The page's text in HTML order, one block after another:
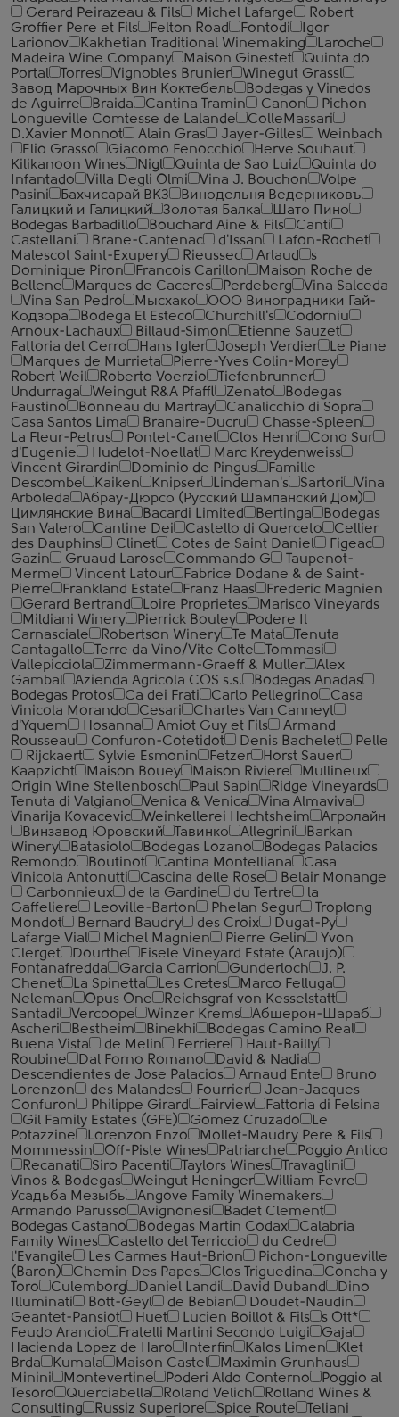
Gerard Peirazeau & Fils
Michel Lafarge
Robert
Groffier Pere et Fils
Felton Road Fontodi
Igor
Larionov
Kakhetian Traditional Winemaking
Laroche
Madeira Wine Company
Maison Ginestet
Quinta do
Portal
Torres Vignobles Brunier
Winegut Grassl
Завод Марочных Вин Коктебель
Bodegas y Vinedos
de Aguirre
Braida Cantina Tramin Canon
Pichon
Longueville Comtesse de Lalande
ColleMassari
D.Xavier Monnot
Alain Gras Jayer-Gilles
Weinbach
Elio Grasso
Giacomo Fenocchio
Herve Souhaut
Kilikanoon Wines
Nigl Quinta de Sao Luiz
Quinta do
Infantado
Villa Degli Olmi Vina J. Bouchon
Volpe
Pasini
Бахчисарай ВКЗ
Винодельня Ведерниковъ
Галицкий и Галицкий
Золотая Балка
Шато Пино
Bodegas Barbadillo
Bouchard Aine & Fils
Canti
Castellani
Brane-Cantenac d'Issan
Lafon-Rochet
Malescot Saint-Exupery
Rieussec Arlaud
s
Dominique Piron
Francois Carillon
Maison Roche de
Bellene
Marques de Caceres Perdeberg
Vina Salceda
Vina San Pedro
Мысхако
ООО Виноградники Гай-
Кодзора
Bodega El Esteco Churchill's
Codorniu
Arnoux-Lachaux
Billaud-Simon
Etienne Sauzet
Fattoria del Cerro
Hans Igler Joseph Verdier
Le Piane
Marques de Murrieta
Pierre-Yves Colin-Morey
Robert Weil
Roberto Voerzio
Tiefenbrunner
Undurraga
Weingut R&A Pfaffl Zenato
Bodegas
Faustino
Bonneau du Martray
Canalicchio di Sopra
Casa Santos Lima
Branaire-Ducru
Chasse-Spleen
La Fleur-Petrus
Pontet-Canet Clos Henri
Cono Sur
d'Eugenie
Hudelot-Noellat
Marc Kreydenweiss
Vincent Girardin
Dominio de Pingus
Famille
Descombe
Kaiken Knipser Lindeman's Sartori
Vina
Arboleda
Абрау-Дюрсо (Русский Шампанский Дом)
Цимлянские Вина
Bacardi Limited Bertinga
Bodegas
San Valero
Cantine Dei Castello di Querceto
Cellier
des Dauphins
Clinet Cotes de Saint Daniel
Figeac
Gazin
Gruaud Larose Commando G
Taupenot-
Merme
Vincent Latour
Fabrice Dodane & de Saint-
Pierre
Frankland Estate Franz Haas
Frederic Magnien
Gerard Bertrand
Loire Proprietes
Marisco Vineyards
Mildiani Winery
Pierrick Bouley
Podere Il
Carnasciale
Robertson Winery Te Mata
Tenuta
Cantagallo
Terre da Vino/Vite Colte
Tommasi
Vallepicciola
Zimmermann-Graeff & Muller
Alex
Gambal
Azienda Agricola COS s.s.
Bodegas Anadas
Bodegas Protos
Ca dei Frati Carlo Pellegrino
Casa
Vinicola Morando
Cesari
Charles Van Canneyt
d'Yquem
Hosanna Amiot Guy et Fils
Armand
Rousseau
Confuron-Cotetidot Denis Bachelet
Pelle
Rijckaert
Sylvie Esmonin Fetzer
Horst Sauer
Kaapzicht
Maison Bouey Maison Riviere
Mullineux
Origin Wine Stellenbosch
Paul Sapin
Ridge Vineyards
Tenuta di Valgiano
Venica & Venica
Vina Almaviva
Vinarija Kovacevic
Weinkellerei Hechtsheim
Агролайн
Винзавод Юровский
Тавинко Allegrini
Barkan
Winery
Batasiolo Bodegas Lozano
Bodegas Palacios
Remondo
Boutinot Cantina Montelliana
Casa
Vinicola Antonutti
Cascina delle Rose
Belair Monange
Carbonnieux
de la Gardine du Tertre
la
Gaffeliere
Leoville-Barton Phelan Segur
Troplong
Mondot
Bernard Baudry des Croix
Dugat-Py
Lafarge Vial
Michel Magnien Pierre Gelin
Yvon
Clerget
Dourthe
Eisele Vineyard Estate (Araujo)
Fontanafredda
Garcia Carrion Gunderloch
J. P.
Chenet
La Spinetta Les Cretes
Marco Felluga
Neleman
Opus One
Reichsgraf von Kesselstatt
Santadi
Vercoope Winzer Krems
Абшерон-Шараб
Ascheri
Bestheim Binekhi
Bodegas Camino Real
Buena Vista
de Melin Ferriere
Haut-Bailly
Roubine
Dal Forno Romano
David & Nadia
Descendientes de Jose Palacios
Arnaud Ente
Bruno
Lorenzon
des Malandes Fourrier
Jean-Jacques
Confuron
Philippe Girard Fairview
Fattoria di Felsina
Gil Family Estates (GFE)
Gomez Cruzado
Le
Potazzine
Lorenzon Enzo
Mollet-Maudry Pere & Fils
Mommessin
Off-Piste Wines Patriarche
Poggio Antico
Recanati
Siro Pacenti Taylors Wines
Travaglini
Vinos & Bodegas
Weingut Heninger
William Fevre
Усадьба Мезыбь
Angove Family Winemakers
Armando Parusso
Avignonesi
Badet Clement
Bodegas Castano
Bodegas Martin Codax
Calabria
Family Wines
Castello del Terriccio
du Cedre
l'Evangile
Les Carmes Haut-Brion
Pichon-Longueville
(Baron)
Chemin Des Papes Clos Triguedina
Concha y
Toro
Culemborg Daniel Landi David Duband
Dino
Illuminati
Bott-Geyl de Bebian
Doudet-Naudin
Geantet-Pansiot
Huet Lucien Boillot & Fils
s Ott*
Feudo Arancio
Fratelli Martini Secondo Luigi
Gaja
Hacienda Lopez de Haro
Interfin Kalos Limen
Klet
Brda
Kumala Maison Castel
Maximin Grunhaus
Minini
Montevertine Poderi Aldo Conterno
Poggio al
Tesoro
Querciabella Roland Velich
Rolland Wines &
Consulting
Russiz Superiore Spice Route
Teliani